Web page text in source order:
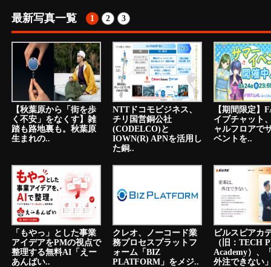
最新写真一覧 1 2 3
【秋葉原から「街を歩
く不安」をなくす】雑
踏も路地裏も。秋葉原
生まれの..
NTTドコモビジネス、
チリ国営銅公社
(CODELCO)と
IOWN(R) APNを活用し
た銅..
【期間限定】
イブチャット
ャルフロアで
ベントを..
「もやっ」とした事業
アイデアをPMの視点で
整理する無料AI「えー
あんばい..
クレオ、ノーコード業
務プロセスプラットフ
ォーム「BIZ
PLATFORM」をメジ..
ビルスピアカ
（旧：TECH
Academy）、
外注できない